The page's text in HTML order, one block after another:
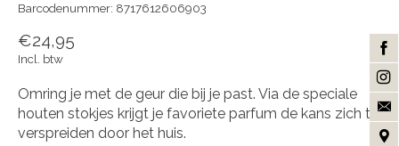
Barcodenummer: 8717612606903
€24,95
Incl. btw
Omring je met de geur die bij je past. Via de speciale
houten stokjes krijgt je favoriete parfum de kans zich te
verspreiden door het huis.